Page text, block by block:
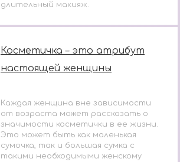
длительный макияж.
Косметичка – это атрибут
настоящей женщины
Каждая женщина вне зависимости
от возраста может рассказать о
значимости косметички в ее жизни.
Это может быть как маленькая
сумочка, так и большая сумка с
такими необходимыми женскому